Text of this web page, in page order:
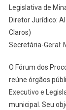
Legislativa de
Diretor Jurídico:
Claros)
Secretária-Geral:
O Fórum dos
reúne órgãos
Executivo e
municipal. Seu